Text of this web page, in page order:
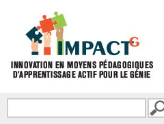
FORMULAIRE DE